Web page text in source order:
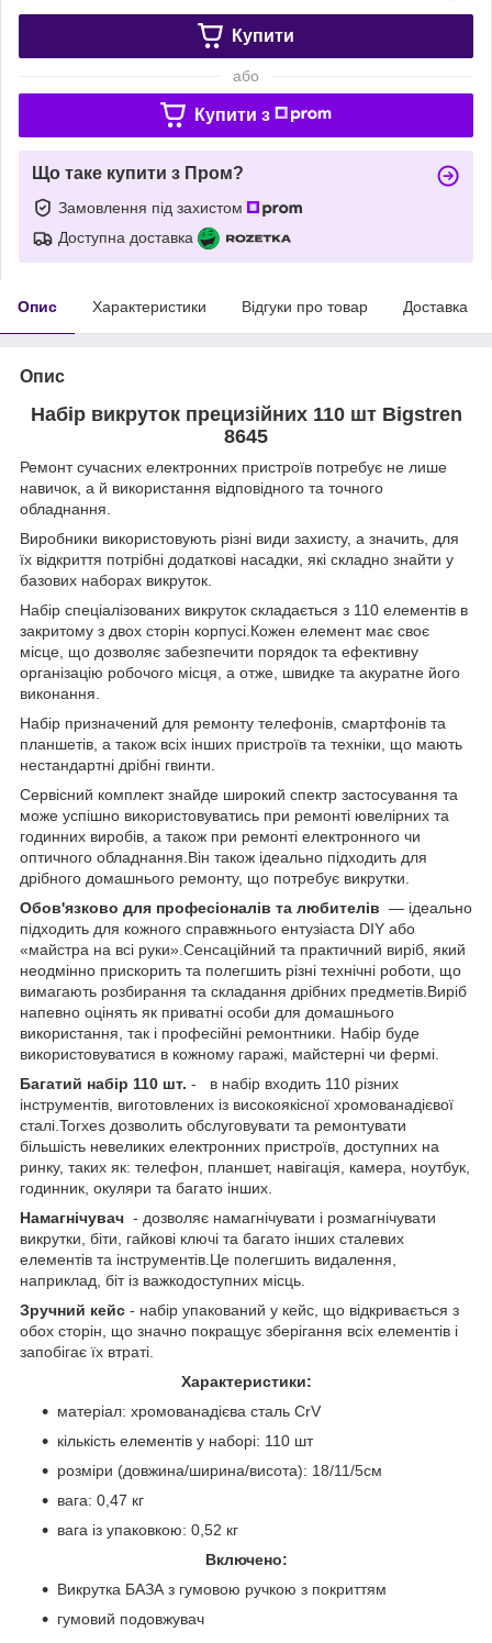
Купити
або
Купити з
Що таке купити з Пром?
Замовлення під захистом
Доступна доставка
Опис Характеристики Відгуки про товар Доставка
Опис
Набір викруток прецизійних 110 шт Bigstren
8645
Ремонт сучасних електронних пристроїв потребує не лише
навичок, а й використання відповідного та точного
обладнання.
Виробники використовують різні види захисту, а значить, для
їх відкриття потрібні додаткові насадки, які складно знайти у
базових наборах викруток.
Набір спеціалізованих викруток складається з 110 елементів в
закритому з двох сторін корпусі.Кожен елемент має своє
місце, що дозволяє забезпечити порядок та ефективну
організацію робочого місця, а отже, швидке та акуратне його
виконання.
Набір призначений для ремонту телефонів, смартфонів та
планшетів, а також всіх інших пристроїв та техніки, що мають
нестандартні дрібні гвинти.
Сервісний комплект знайде широкий спектр застосування та
може успішно використовуватись при ремонті ювелірних та
годинних виробів, а також при ремонті електронного чи
оптичного обладнання.Він також ідеально підходить для
дрібного домашнього ремонту, що потребує викрутки.
Обов'язково для професіоналів та любителів — ідеально
підходить для кожного справжнього ентузіаста DIY або
«майстра на всі руки».Сенсаційний та практичний виріб, який
неодмінно прискорить та полегшить різні технічні роботи, що
вимагають розбирання та складання дрібних предметів.Виріб
напевно оцінять як приватні особи для домашнього
використання, так і професійні ремонтники. Набір буде
використовуватися в кожному гаражі, майстерні чи фермі.
Багатий набір 110 шт. - в набір входить 110 різних
інструментів, виготовлених із високоякісної хромованадієвої
сталі.Torxes дозволить обслуговувати та ремонтувати
більшість невеликих електронних пристроїв, доступних на
ринку, таких як: телефон, планшет, навігація, камера, ноутбук,
годинник, окуляри та багато інших.
Намагнічувач - дозволяє намагнічувати і розмагнічувати
викрутки, біти, гайкові ключі та багато інших сталевих
елементів та інструментів.Це полегшить видалення,
наприклад, біт із важкодоступних місць.
Зручний кейс - набір упакований у кейс, що відкривається з
обох сторін, що значно покращує зберігання всіх елементів і
запобігає їх втраті.
Характеристики:
матеріал: хромованадієва сталь CrV
кількість елементів у наборі: 110 шт
розміри (довжина/ширина/висота): 18/11/5см
вага: 0,47 кг
вага із упаковкою: 0,52 кг
Включено:
Викрутка БАЗА з гумовою ручкою з покриттям
гумовий подовжувач